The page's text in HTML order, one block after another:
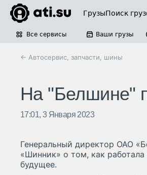
ГрузыПоиск
Все сервисы Ваши грузы
← Автосервис, запчасти, шины
На "Белшине"
17:01, 3 Января 2023
Генеральный директор ОАО
«Шинник» о том, как
будущее.